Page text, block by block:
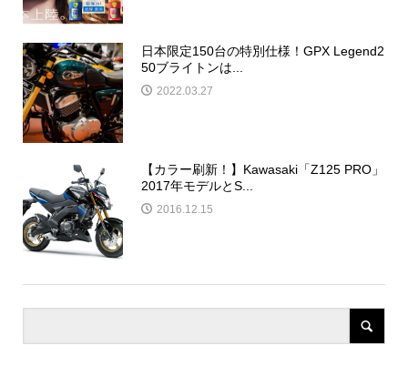
日本限定150台の特別仕様！GPX Legend2
50ブライトンは...
2022.03.27
【カラー刷新！】Kawasaki「Z125 PRO」
2017年モデルとS...
2016.12.15